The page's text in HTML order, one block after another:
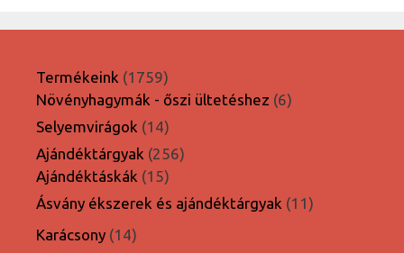
Termékeink 17591759
termék
Növényhagymák - őszi ültetéshez 66
Selyemvirágok 1414
termék
Ajándéktárgyak 256256
Ajándéktáskák 1515
termék
Ásvány ékszerek és ajándéktárgyak 1111
Karácsony 1414